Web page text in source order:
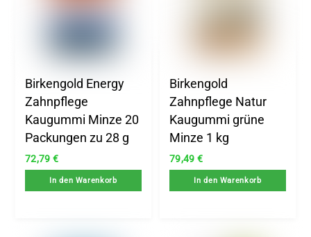
Birkengold Energy
Zahnpflege
Kaugummi Minze 20
Packungen zu 28 g
72,79 €
In den Warenkorb
Birkengold
Zahnpflege Natur
Kaugummi grüne
Minze 1 kg
79,49 €
In den Warenkorb